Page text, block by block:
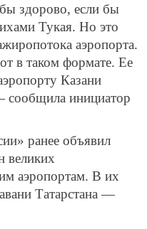
здорово, если бы
Тукая. Но это
аэропорта.
в таком формате. Ее
Казани
сообщила инициатор
ранее объявил
великих
аэропортам. В их
Татарстана —